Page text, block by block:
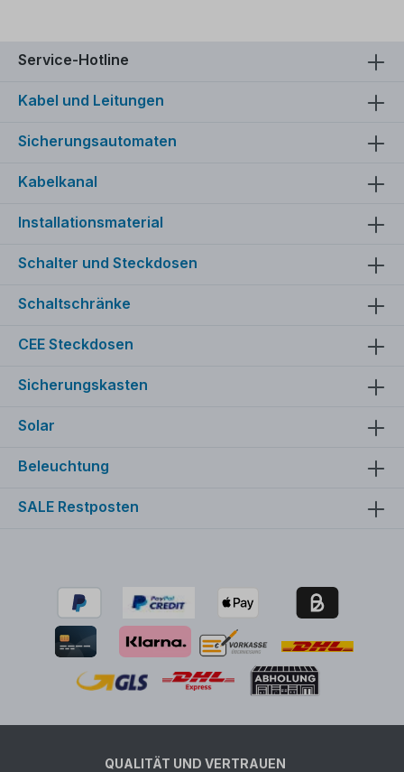
Service-Hotline
Kabel und Leitungen
Sicherungsautomaten
Kabelkanal
Installationsmaterial
Schalter und Steckdosen
Schaltschränke
CEE Steckdosen
Sicherungskasten
Solar
Beleuchtung
SALE Restposten
QUALITÄT UND VERTRAUEN